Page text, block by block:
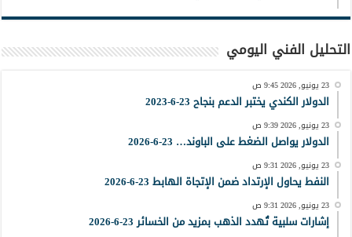
التحليل الفني اليومي
23 يونيو, 2026 9:45 ص
الدولار الكندي يختبر الدعم بنجاح 23-6-2023
23 يونيو, 2026 9:39 ص
الدولار يواصل الضغط على الباوند… 23-6-2026
23 يونيو, 2026 9:31 ص
النفط يحاول الإرتداد ضمن الإتجاة الهابط 23-6-2026
23 يونيو, 2026 9:31 ص
إشارات سلبية تُهدد الذهب بمزيد من الخسائر 23-6-2026